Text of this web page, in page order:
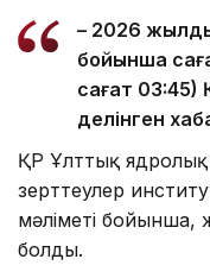
– 2026
бойынша
сағат 03:45)
делінген
ҚР Ұлттық
зерттеулер
мәліметі бойынша,
болды.